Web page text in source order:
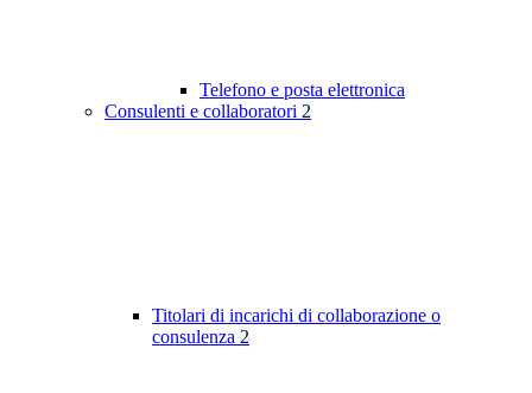
Telefono e posta elettronica
Consulenti e collaboratori 2
Titolari di incarichi di collaborazione o
consulenza 2